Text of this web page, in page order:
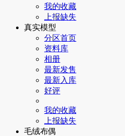
我的收藏
上报缺失
真实模型
分区首页
资料库
相册
最新发售
最新入库
好评
我的收藏
上报缺失
毛绒布偶